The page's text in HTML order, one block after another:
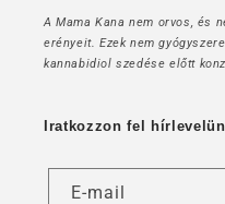
A Mama Kana nem orvos, és
erényeit. Ezek nem
kannabidiol szedése előtt
Iratkozzon fel
E-mail